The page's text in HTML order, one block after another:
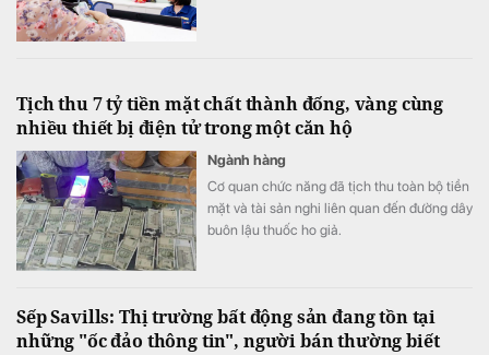
Tịch thu 7 tỷ tiền mặt chất thành đống, vàng cùng
nhiều thiết bị điện tử trong một căn hộ
Ngành hàng
Cơ quan chức năng đã tịch thu toàn bộ tiền
mặt và tài sản nghi liên quan đến đường dây
buôn lậu thuốc ho giả.
Sếp Savills: Thị trường bất động sản đang tồn tại
những "ốc đảo thông tin", người bán thường biết